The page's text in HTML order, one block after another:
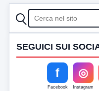
CERCA
SEGUICI SUI
f
Facebook
◎
Instagram